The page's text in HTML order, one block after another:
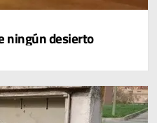
ningún desierto